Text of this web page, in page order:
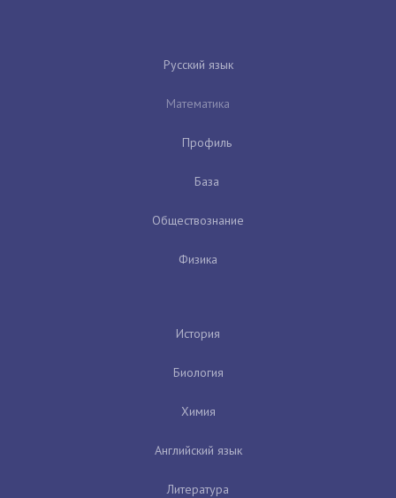
Русский язык
Математика
Профиль
База
Обществознание
Физика
История
Биология
Химия
Английский язык
Литература